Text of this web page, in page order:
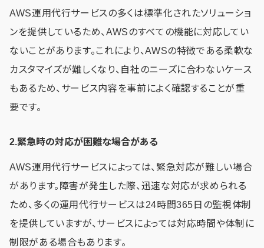
AWS運用代行サービスの多くは標準化されたソリューショ
ンを提供しているため、AWSのすべての機能に対応してい
ないことがあります。これにより、AWSの特徴である柔軟な
カスタマイズが難しくなり、自社のニーズに合わないケース
もあるため、サービス内容を事前によく確認することが重
要です。
2.緊急時の対応が困難な場合がある
AWS運用代行サービスによっては、緊急対応が難しい場合
があります。障害が発生した際、迅速な対応が求められる
ため、多くの運用代行サービスは24時間365日の監視体制
を提供していますが、サービスによっては対応時間や体制に
制限がある場合もあります。